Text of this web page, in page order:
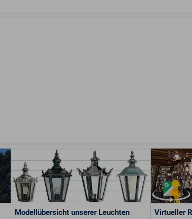
Modellübersicht unserer Leuchten Virtueller